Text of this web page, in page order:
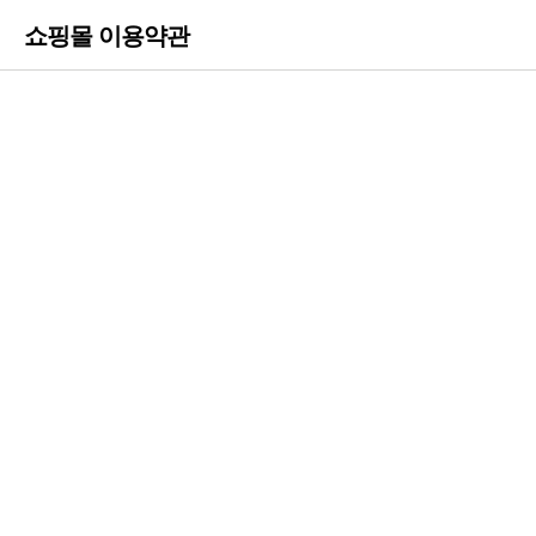
쇼핑몰 이용약관